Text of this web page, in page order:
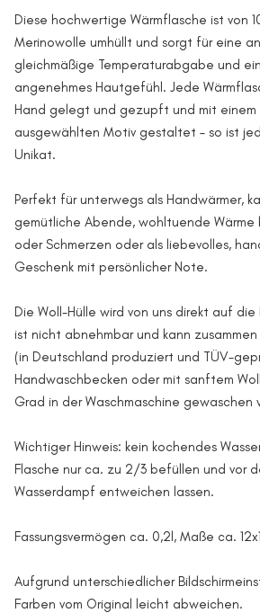
Diese hochwertige Wärmflasche ist von
Merinowolle umhüllt und sorgt für eine
gleichmäßige Temperaturabgabe und
angenehmes Hautgefühl. Jede
Hand gelegt und gezupft und mit einem
ausgewählten Motiv gestaltet – so ist
Unikat.
Perfekt für unterwegs als Handwärmer,
gemütliche Abende, wohltuende Wärme
oder Schmerzen oder als liebevolles,
Geschenk mit persönlicher Note.
Die Woll-Hülle wird von uns direkt auf
ist nicht abnehmbar und kann
(in Deutschland produziert und TÜV-
Handwaschbecken oder mit sanftem
Grad in der Waschmaschine gewaschen
Wichtiger Hinweis: kein kochendes
Flasche nur ca. zu 2/3 befüllen und vor
Wasserdampf entweichen lassen.
Fassungsvermögen ca. 0,2l, Maße ca.
Aufgrund unterschiedlicher
Farben vom Original leicht abweichen.